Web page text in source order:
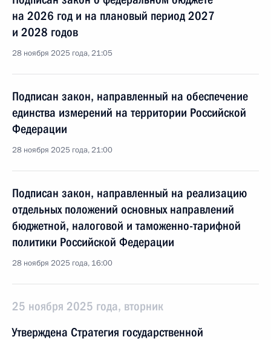
на 2026 год и на плановый период 2027
и 2028 годов
28 ноября 2025 года, 21:05
Подписан закон, направленный на обеспечение
единства измерений на территории Российской
Федерации
28 ноября 2025 года, 21:00
Подписан закон, направленный на реализацию
отдельных положений основных направлений
бюджетной, налоговой и таможенно-тарифной
политики Российской Федерации
28 ноября 2025 года, 16:00
25 ноября 2025 года, вторник
Утверждена Стратегия государственной